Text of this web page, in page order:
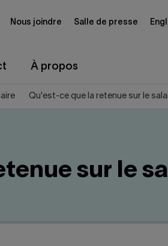
À propos
Nous joindre Salle de presse
Qu'est-ce que la retenue sur le
sur le